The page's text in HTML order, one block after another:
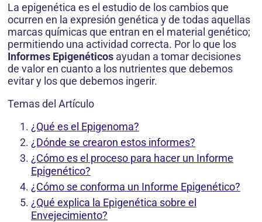
La epigenética es el estudio de los cambios que
ocurren en la expresión genética y de todas aquellas
marcas químicas que entran en el material genético;
permitiendo una actividad correcta. Por lo que los
Informes Epigenéticos ayudan a tomar decisiones
de valor en cuanto a los nutrientes que debemos
evitar y los que debemos ingerir.
Temas del Artículo
¿Qué es el Epigenoma?
¿Dónde se crearon estos informes?
¿Cómo es el proceso para hacer un Informe
Epigenético?
¿Cómo se conforma un Informe Epigenético?
¿Qué explica la Epigenética sobre el
Envejecimiento?